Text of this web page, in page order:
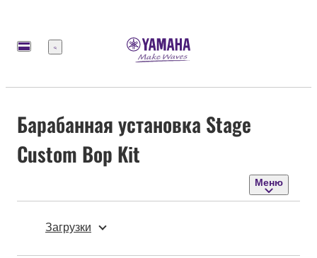
Меню
Барабанная установка Stage
Custom Bop Kit
Меню
Загрузки